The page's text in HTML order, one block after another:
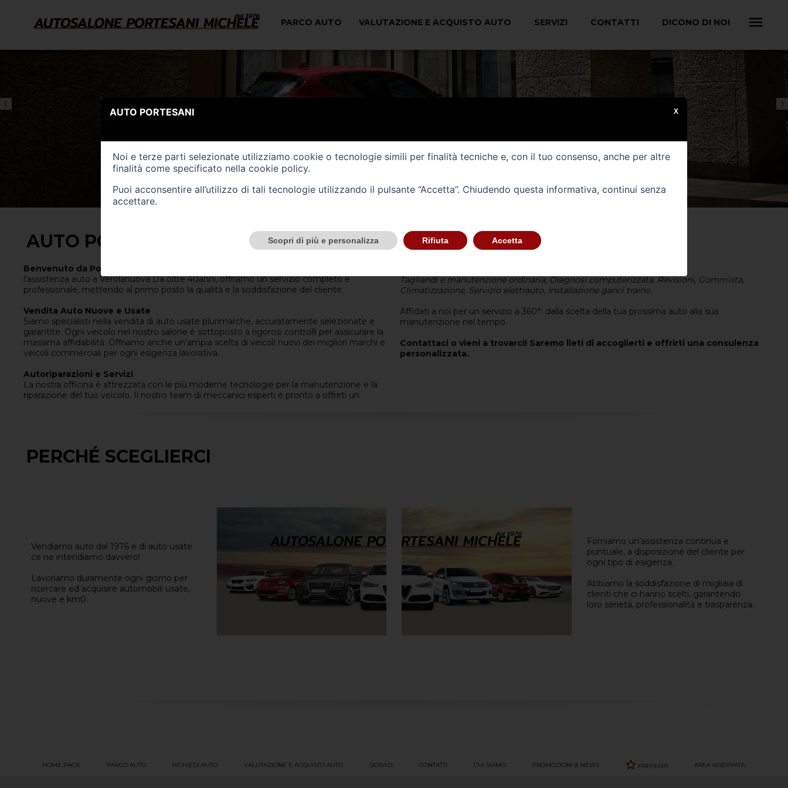
PARCO AUTO VALUTAZIONE E ACQUISTO AUTO SERVIZI CONTATTI DICONO DI NOI
AUTO PORTESANI
Benvenuto da Portesani Michele,
l'assistenza auto a Verolanuova Da oltre 40anni, offriamo un servizio completo e
professionale, mettendo al primo posto la qualità e la soddisfazione del cliente.
Vendita Auto Nuove e Usate
Siamo specialisti nella vendita di auto usate plurimarche, accuratamente selezionate e
garantite. Ogni veicolo nel nostro salone è sottoposto a rigorosi controlli per assicurare la
massima affidabilità. Offriamo anche un'ampia scelta di veicoli nuovi dei migliori marchi e
veicoli commerciali per ogni esigenza lavorativa.
Autoriparazioni e Servizi
La nostra officina è attrezzata con le più moderne tecnologie per la manutenzione e la
riparazione del tuo veicolo. Il nostro team di meccanici esperti è pronto a offrirti un
Tagliandi e manutenzione ordinaria, Diagnosi computerizzata, Revisioni, Gommista,
Climatizzazione, Servizio elettrauto, Installazione ganci traino.
Affidati a noi per un servizio a 360°: dalla scelta della tua prossima auto alla sua
manutenzione nel tempo.
Contattaci o vieni a trovarci! Saremo lieti di accoglierti e offrirti una consulenza
personalizzata.
PERCHÉ SCEGLIERCI
Vendiamo auto dal 1976 e di auto usate
ce ne intendiamo davvero!
Lavoriamo duramente ogni giorno per
ricercare ed acquisire automobili usate,
nuove e km0.
Forniamo un’assistenza continua e
puntuale, a disposizione del cliente per
ogni tipo di esigenza.
Abbiamo la soddisfazione di migliaia di
clienti che ci hanno scelti, garantendo
loro serietà, professionalità e trasparenza.
HOME PAGE PARCO AUTO RICHIEDI AUTO VALUTAZIONE E ACQUISTO AUTO SERVIZI CONTATTI CHI SIAMO PROMOZIONI & NEWS PREFERITI AREA RISERVATA
AUTO PORTESANI
Noi e terze parti selezionate utilizziamo cookie o tecnologie simili per finalità tecniche e, con il tuo consenso, anche per altre
finalità come specificato nella cookie policy.
Puoi acconsentire all’utilizzo di tali tecnologie utilizzando il pulsante “Accetta”. Chiudendo questa informativa, continui senza
accettare.
Scopri di più e personalizza Rifiuta Accetta
X